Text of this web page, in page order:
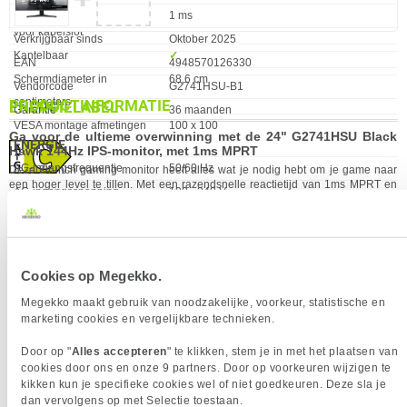
Cookies op Megekko.
Megekko maakt gebruik van noodzakelijke, voorkeur, statistische en
marketing cookies en vergelijkbare technieken.
Door op "Alles accepteren" te klikken, stem je in met het plaatsen van
cookies door ons en onze 9 partners. Door op voorkeuren wijzigen te
kikken kun je specifieke cookies wel of niet goedkeuren. Deze sla je
dan vervolgens op met Selectie toestaan.
Reactietijd
1 ms
Verkrijgbaar sinds
Oktober 2025
EAN
4948570126330
Vendorcode
G2741HSU-B1
Garantie
36 maanden
ENERGIELABEL
Bevestigingsmogelijkheid
voor kabelslot
✓︎
Kantelbaar
✓︎
Schermdiameter in
centimeters
68,6 cm
VESA montage afmetingen 100 x 100
ENERGIE
Eigenschap Waarde
AC-ingangsfrequentie
50/60 Hz
AC-ingangsspanning
100 - 240 V
Energie-efficiëntieklasse
(HDR)
Energie-efficiëntieschaal
Energieverbruik (SDR) per
14,1 kWu
Stroom
1.7 A
Stroomverbruik (in standby)
0,5 W
Stroomverbruik (indien uit)
0,3 W
PRODUCTINFORMATIE
Ga voor de ultieme overwinning met de 24" G2741HSU Black
Hawk 144Hz IPS-monitor, met 1ms MPRT
Deze 24-inch gaming monitor heeft alles wat je nodig hebt om je game naar
een hoger level te tillen. Met een razendsnelle reactietijd van 1ms MPRT en
geavanceerde IPS-technologie krijg je haarscherpe beelden en levendige
donkerste scènes perfect wat er gebeurt. Duik in je game zoals nooit tevoren!
144Hz
van de standaard 60 beelden. Hierdoor wordt het ervaren effect van motion
blur aanzienelijk verminderd. De snelle bewegingen ogen soepeler, wat het
1ms
Een snelle reactietijd is de sleutel tot ultra vloeiende game. Het vermindert
ghosting en blurring, waardoor je gemakkelijk jouw prestaties kunt verbeteren.